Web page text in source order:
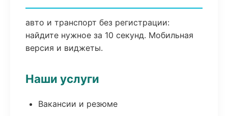
авто и транспорт без регистрации:
найдите нужное за 10 секунд. Мобильная
версия и виджеты.
Наши услуги
Вакансии и резюме